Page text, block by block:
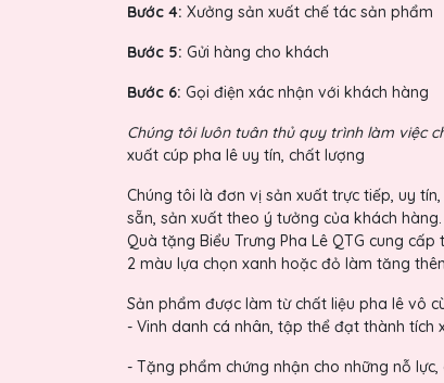
Bước 4: Xưởng sản xuất chế tác sản phẩm
Bước 5: Gửi hàng cho khách
Bước 6: Gọi điện xác nhận với khách hàng
Chúng tôi luôn tuân thủ quy trình làm việc
xuất cúp pha lê uy tín, chất lượng
Chúng tôi là đơn vị sản xuất trực tiếp, uy
sẵn, sản xuất theo ý tưởng của khách hàng.
Quà tặng Biểu Trưng Pha Lê QTG cung
2 màu lựa chọn xanh hoặc đỏ làm tăng
Sản phẩm được làm từ chất liệu pha lê vô
- Vinh danh cá nhân, tập thể đạt thành tích
- Tặng phẩm chứng nhận cho những nỗ